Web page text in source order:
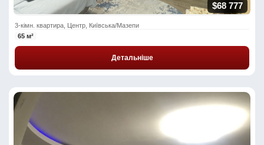
$68 777
3-кімн. квартира, Центр, Київська/Мазепи
65 м²
Детальніше